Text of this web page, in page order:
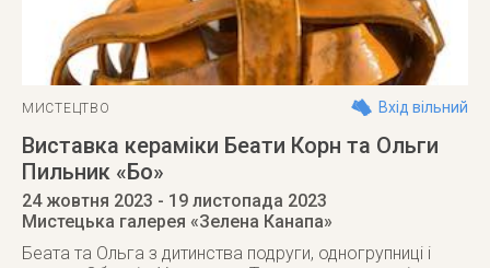
МИСТЕЦТВО Вхід вільний
Виставка кераміки Беати Корн та Ольги
Пильник «Бо»
24 жовтня 2023 - 19 листопада 2023
Мистецька галерея «Зелена Канапа»
Беата та Ольга з дитинства подруги, одногрупниці і